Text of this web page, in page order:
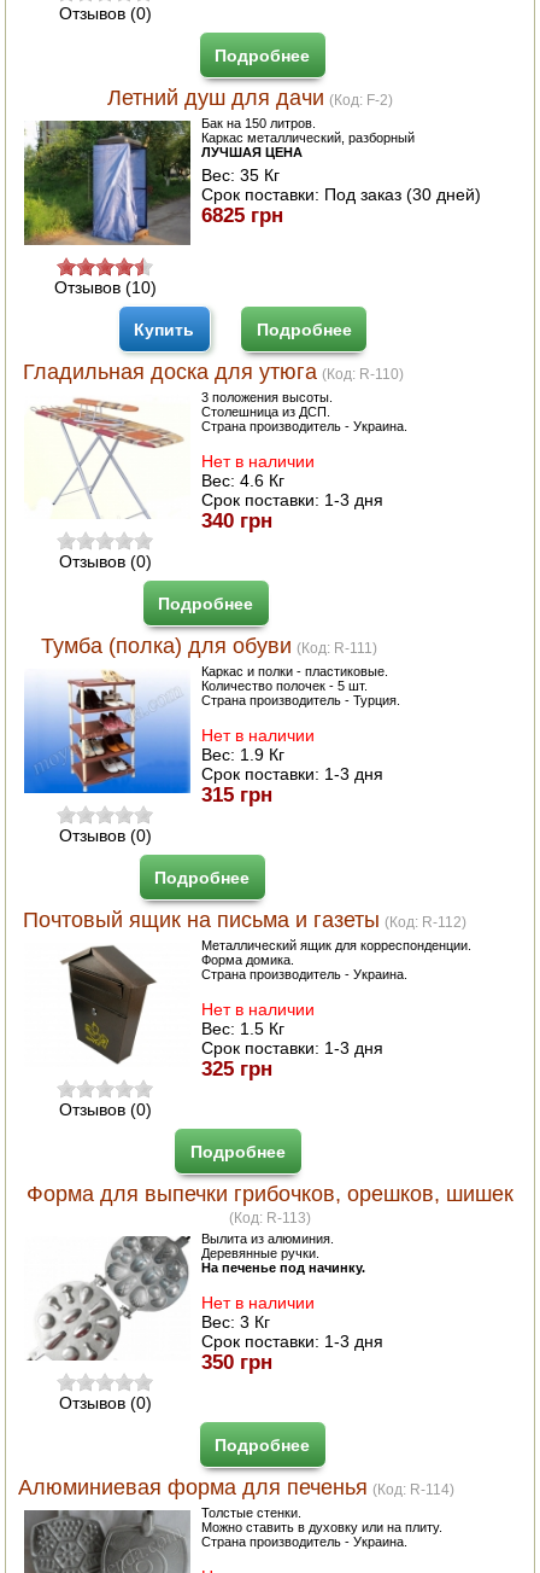
Отзывов (0)
Подробнее
Летний душ для дачи (Код: F-2)
Отзывов (10)
Бак на 150 литров.
Каркас металлический, разборный
ЛУЧШАЯ ЦЕНА
Вес:35 Кг
Срок поставки: Под заказ (30 дней)
6825 грн
Купить Подробнее
Гладильная доска для утюга (Код: R-110)
Отзывов (0)
3 положения высоты.
Столешница из ДСП.
Страна производитель - Украина.
Нет в наличии
Вес:4.6 Кг
Срок поставки: 1-3 дня
340 грн
Подробнее
Тумба (полка) для обуви (Код: R-111)
Отзывов (0)
Каркас и полки - пластиковые.
Количество полочек - 5 шт.
Страна производитель - Турция.
Нет в наличии
Вес: 1.9 Кг
Срок поставки: 1-3 дня
315 грн
Подробнее
Почтовый ящик на письма и газеты (Код: R-112)
Отзывов (0)
Металлический ящик для корреспонденции.
Форма домика.
Страна производитель - Украина.
Нет в наличии
Вес: 1.5 Кг
Срок поставки: 1-3 дня
325 грн
Подробнее
Форма для выпечки грибочков, орешков, шишек
(Код: R-113)
Отзывов (0)
Вылита из алюминия.
Деревянные ручки.
На печенье под начинку.
Нет в наличии
Вес:3 Кг
Срок поставки: 1-3 дня
350 грн
Подробнее
Алюминиевая форма для печенья (Код: R-114)
Толстые стенки.
Можно ставить в духовку или на плиту.
Страна производитель - Украина.